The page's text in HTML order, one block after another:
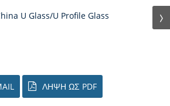
ΛΉΨΗ ΩΣ PDF